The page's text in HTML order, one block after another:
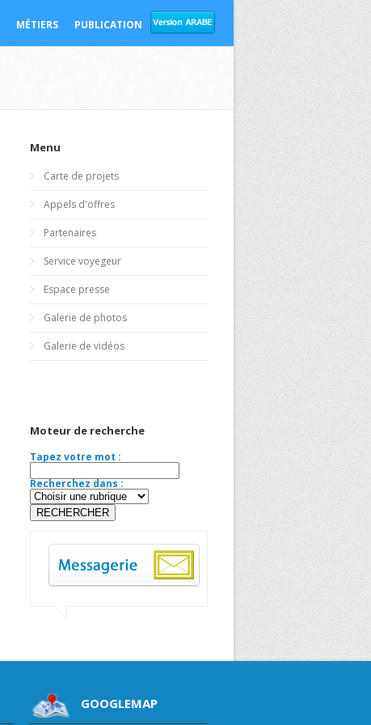
MÉTIERS PUBLICATION
Menu
Carte de projets
Appels d'offres
Partenaires
Service voyegeur
Espace presse
Galerie de photos
Galerie de vidéos
Moteur de recherche
Tapez votre mot :
Recherchez dans :
GOOGLEMAP